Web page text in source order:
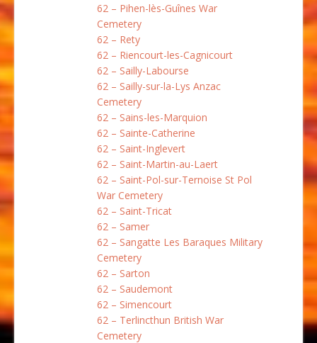
62 – Pihen-lès-Guînes War
Cemetery
62 – Rety
62 – Riencourt-les-Cagnicourt
62 – Sailly-Labourse
62 – Sailly-sur-la-Lys Anzac
Cemetery
62 – Sains-les-Marquion
62 – Sainte-Catherine
62 – Saint-Inglevert
62 – Saint-Martin-au-Laert
62 – Saint-Pol-sur-Ternoise St Pol
War Cemetery
62 – Saint-Tricat
62 – Samer
62 – Sangatte Les Baraques Military
Cemetery
62 – Sarton
62 – Saudemont
62 – Simencourt
62 – Terlincthun British War
Cemetery